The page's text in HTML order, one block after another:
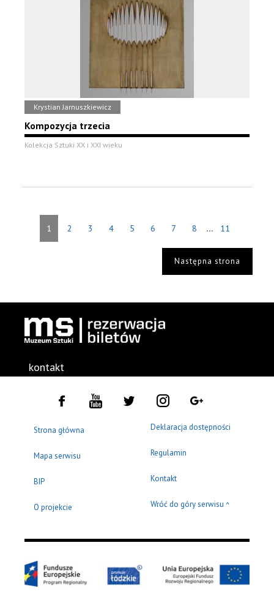
Krystian Jarnuszkiewicz
Kompozycja trzecia
Kolekcja Sztuki XX i XXI wieku
1 2 3 4 5 6 7 8 ... 11
Następna strona
kontakt
Strona główna
Mapa serwisu
BIP
O projekcie
Deklaracja dostępności
Regulamin
Kontakt
Wróć do góry serwisu ^